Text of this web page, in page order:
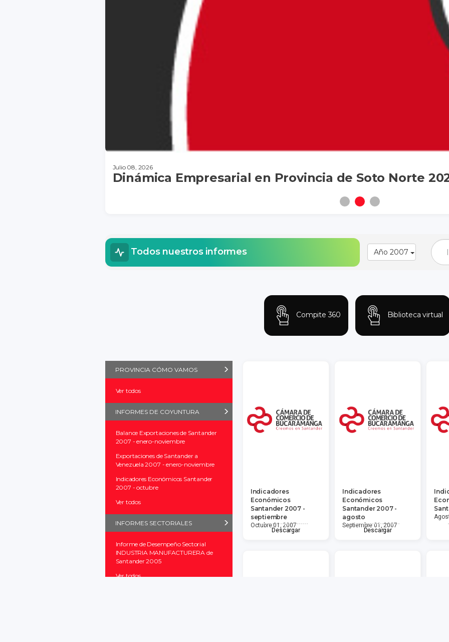
Julio 08, 2026
Dinámica Empresarial en Provincia de Soto Norte
Todos nuestros informes Año 2007
Compite 360 Biblioteca virtual
PROVINCIA CÓMO VAMOS
Ver todos
INFORMES DE COYUNTURA
Balance Exportaciones de Santander
2007 - enero-noviembre
Exportaciones de Santander a
Venezuela 2007 - enero-noviembre
Indicadores Económicos Santander
2007 - octubre
Ver todos
INFORMES SECTORIALES
Informe de Desempeño Sectorial
INDUSTRIA MANUFACTURERA de
Santander 2005
Ver todos
Indicadores
Económicos
Santander 2007 -
septiembre
Octubre 01, 2007
Descargar
Indicadores
Económicos
Santander 2007 -
agosto
Septiembre 01, 2007
Descargar